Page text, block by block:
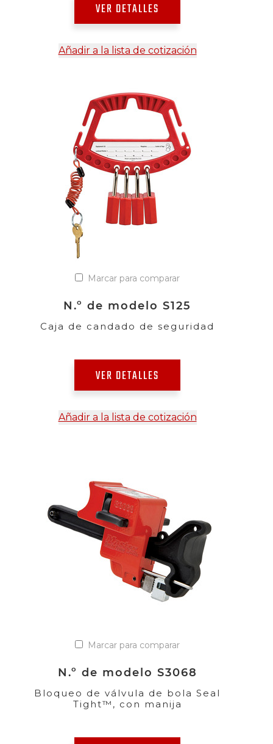
VER DETALLES
Añadir a la lista de cotización
Marcar para comparar
N.º de modelo S125
Caja de candado de seguridad
VER DETALLES
Añadir a la lista de cotización
Marcar para comparar
N.º de modelo S3068
Bloqueo de válvula de bola Seal
Tight™, con manija